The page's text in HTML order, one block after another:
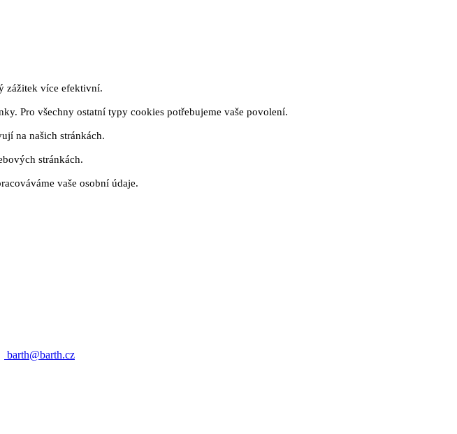
zážitek více efektivní.
Pro všechny ostatní typy cookies potřebujeme vaše povolení.
na našich stránkách.
stránkách.
vaše osobní údaje.
barth@barth.cz